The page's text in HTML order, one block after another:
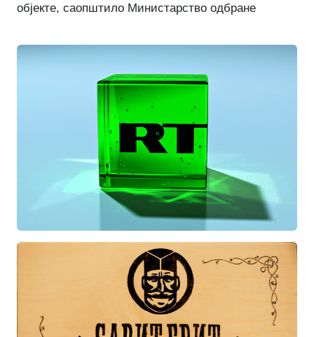
објекте, саопштило Министарство одбране